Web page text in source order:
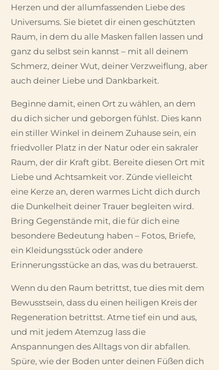
Herzen und der allumfassenden Liebe des
Universums. Sie bietet dir einen geschützten
Raum, in dem du alle Masken fallen lassen und
ganz du selbst sein kannst – mit all deinem
Schmerz, deiner Wut, deiner Verzweiflung, aber
auch deiner Liebe und Dankbarkeit.
Beginne damit, einen Ort zu wählen, an dem
du dich sicher und geborgen fühlst. Dies kann
ein stiller Winkel in deinem Zuhause sein, ein
friedvoller Platz in der Natur oder ein sakraler
Raum, der dir Kraft gibt. Bereite diesen Ort mit
Liebe und Achtsamkeit vor. Zünde vielleicht
eine Kerze an, deren warmes Licht dich durch
die Dunkelheit deiner Trauer begleiten wird.
Bring Gegenstände mit, die für dich eine
besondere Bedeutung haben – Fotos, Briefe,
ein Kleidungsstück oder andere
Erinnerungsstücke an das, was du betrauerst.
Wenn du den Raum betrittst, tue dies mit dem
Bewusstsein, dass du einen heiligen Kreis der
Regeneration betrittst. Atme tief ein und aus,
und mit jedem Atemzug lass die
Anspannungen des Alltags von dir abfallen.
Spüre, wie der Boden unter deinen Füßen dich